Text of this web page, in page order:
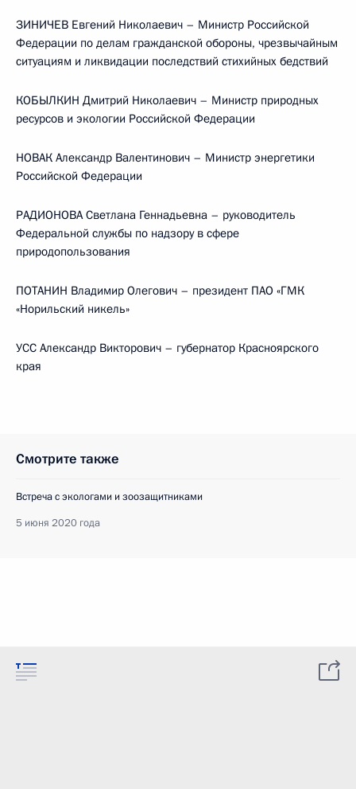
ЗИНИЧЕВ Евгений Николаевич – Министр Российской
Федерации по делам гражданской обороны, чрезвычайным
ситуациям и ликвидации последствий стихийных бедствий
КОБЫЛКИН Дмитрий Николаевич – Министр природных
ресурсов и экологии Российской Федерации
НОВАК Александр Валентинович – Министр энергетики
Российской Федерации
РАДИОНОВА Светлана Геннадьевна – руководитель
Федеральной службы по надзору в сфере
природопользования
ПОТАНИН Владимир Олегович – президент ПАО «ГМК
«Норильский никель»
УСС Александр Викторович – губернатор Красноярского
края
Смотрите также
Встреча с экологами и зоозащитниками
5 июня 2020 года